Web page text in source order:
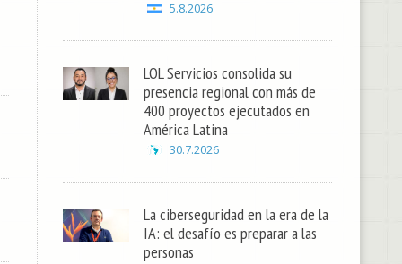
5.8.2026
LOL Servicios consolida su
presencia regional con más de
400 proyectos ejecutados en
América Latina
30.7.2026
La ciberseguridad en la era de la
IA: el desafío es preparar a las
personas